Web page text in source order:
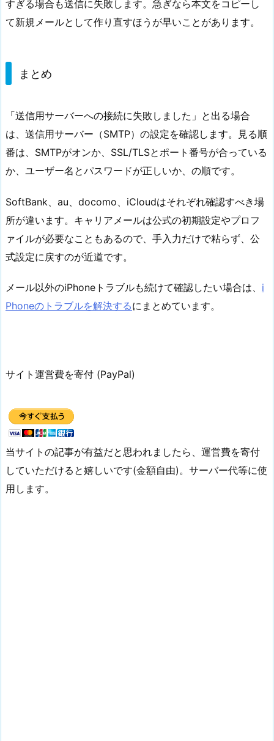
すぎる場合も送信に失敗します。急ぎなら本文をコピーし
て新規メールとして作り直すほうが早いことがあります。
まとめ
「送信用サーバーへの接続に失敗しました」と出る場合
は、送信用サーバー（SMTP）の設定を確認します。見る順
番は、SMTPがオンか、SSL/TLSとポート番号が合っている
か、ユーザー名とパスワードが正しいか、の順です。
SoftBank、au、docomo、iCloudはそれぞれ確認すべき場
所が違います。キャリアメールは公式の初期設定やプロフ
ァイルが必要なこともあるので、手入力だけで粘らず、公
式設定に戻すのが近道です。
メール以外のiPhoneトラブルも続けて確認したい場合は、 i
Phoneのトラブルを解決するにまとめています。
サイト運営費を寄付 (PayPal)
当サイトの記事が有益だと思われましたら、運営費を寄付
していただけると嬉しいです(金額自由)。サーバー代等に使
用します。